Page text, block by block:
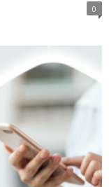
0